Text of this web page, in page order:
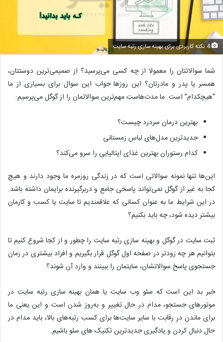
4 نکته کاربردی برای بهینه سازی رتبه سایت
شما سوالاتتان را معمولا از چه کسی می‌پرسید؟ از صمیمی‌ترین دوستتان،
همسر یا پدر و مادرتان؟ این روزها جواب این سوال برای بسیاری از ما
“هیچکدام” است. ما مدت‌هاست مهم‌ترین سوالاتمان را از گوگل می‌پرسیم:
بهترین درمان سردرد چیست؟
جدیدترین مدل‌های لباس زمستانی
کدام رستوران بهترین غذای ایتالیایی را سرو می‌کند؟
این‌ها تنها نمونه سوالاتی است که در زندگی روزمره ما وجود دارند و هیچ
کجا به غیر از گوگل نمی‌تواند پاسخی جامع و دربرگیرنده برایمان داشته باشد.
در این شرایط ما به عنوان کسانی که علاقمندیم تا سایت یا کسب و کارمان
بیشتر دیده شود، چه باید بکنیم؟
ثبت سایت در گوگل و بهینه سازی رتبه سایت را چطور و از کجا شروع کنیم تا
بتوانیم هر چه زودتر در صفحه اول گوگل قرار بگیریم و افراد بیشتری در زمان
جستجوی پاسخ سوالاتشان، سایتمان را ببینند و وارد آن شوند؟
خبر بد این است که سئو وب سایت یا همان بهینه سازی رتبه سایت در
موتورهای جستجو، مدام در حال تغییر و به‌روز شدن است و این یعنی ما
برای ماندن در رقابت با سایر سایت‌ها برای کسب رتبه‌های بالا، باید مدام در
حال دنبال کردن و یادگیری جدیدترین تکنیک های سئو باشیم.